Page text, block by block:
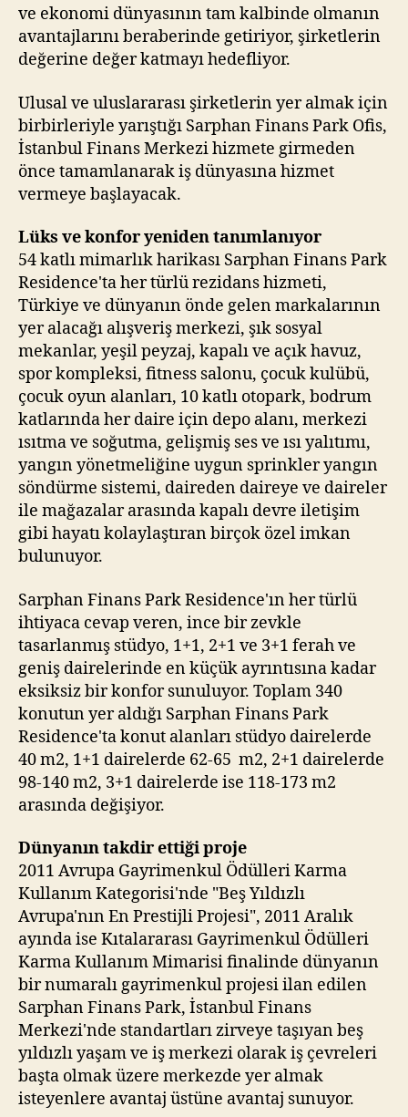
ve ekonomi dünyasının tam kalbinde olmanın
avantajlarını beraberinde getiriyor, şirketlerin
değerine değer katmayı hedefliyor.
Ulusal ve uluslararası şirketlerin yer almak için
birbirleriyle yarıştığı Sarphan Finans Park Ofis,
İstanbul Finans Merkezi hizmete girmeden
önce tamamlanarak iş dünyasına hizmet
vermeye başlayacak.
Lüks ve konfor yeniden tanımlanıyor
54 katlı mimarlık harikası Sarphan Finans Park
Residence'ta her türlü rezidans hizmeti,
Türkiye ve dünyanın önde gelen markalarının
yer alacağı alışveriş merkezi, şık sosyal
mekanlar, yeşil peyzaj, kapalı ve açık havuz,
spor kompleksi, fitness salonu, çocuk kulübü,
çocuk oyun alanları, 10 katlı otopark, bodrum
katlarında her daire için depo alanı, merkezi
ısıtma ve soğutma, gelişmiş ses ve ısı yalıtımı,
yangın yönetmeliğine uygun sprinkler yangın
söndürme sistemi, daireden daireye ve daireler
ile mağazalar arasında kapalı devre iletişim
gibi hayatı kolaylaştıran birçok özel imkan
bulunuyor.
Sarphan Finans Park Residence'ın her türlü
ihtiyaca cevap veren, ince bir zevkle
tasarlanmış stüdyo, 1+1, 2+1 ve 3+1 ferah ve
geniş dairelerinde en küçük ayrıntısına kadar
eksiksiz bir konfor sunuluyor. Toplam 340
konutun yer aldığı Sarphan Finans Park
Residence'ta konut alanları stüdyo dairelerde
40 m2, 1+1 dairelerde 62-65 m2, 2+1 dairelerde
98-140 m2, 3+1 dairelerde ise 118-173 m2
arasında değişiyor.
Dünyanın takdir ettiği proje
2011 Avrupa Gayrimenkul Ödülleri Karma
Kullanım Kategorisi'nde "Beş Yıldızlı
Avrupa'nın En Prestijli Projesi", 2011 Aralık
ayında ise Kıtalararası Gayrimenkul Ödülleri
Karma Kullanım Mimarisi finalinde dünyanın
bir numaralı gayrimenkul projesi ilan edilen
Sarphan Finans Park, İstanbul Finans
Merkezi'nde standartları zirveye taşıyan beş
yıldızlı yaşam ve iş merkezi olarak iş çevreleri
başta olmak üzere merkezde yer almak
isteyenlere avantaj üstüne avantaj sunuyor.